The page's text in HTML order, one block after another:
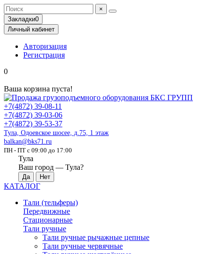
×
Закладки0
Личный кабинет
Авторизация
Регистрация
0
Ваша корзина пуста!
+7(4872) 39-08-11
+7(4872) 39-03-06
+7(4872) 39-53-37
Тула, Одоевское шосее, д.75, 1 этаж
balkan@bks71.ru
ПН - ПТ с 09:00 до 17:00
Тула
Ваш город — Тула?
КАТАЛОГ
Тали (тельферы)
Передвижные
Стационарные
Тали ручные
Тали ручные рычажные цепные
Тали ручные червячные